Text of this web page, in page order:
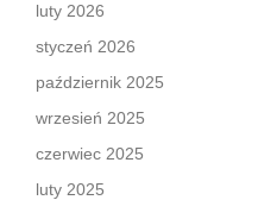
luty 2026
styczeń 2026
październik 2025
wrzesień 2025
czerwiec 2025
luty 2025